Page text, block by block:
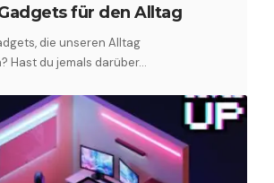
für den Alltag
die unseren Alltag
Hast du jemals darüber…